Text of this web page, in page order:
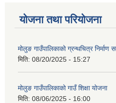
योजना तथा परियोजना
मोलुङ गाउँपालिकाको ग्रन्थचित्र
मिति: 08/20/2025 - 15:27
मोलुङ गाउँपालिकाको गाउँ शिक्षा योजना
मिति: 08/06/2025 - 16:00